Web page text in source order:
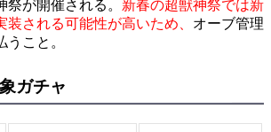
が開催される。 新春の超獣神祭では新
装される可能性が高いため、 オーブ管理
こと。
ガチャ